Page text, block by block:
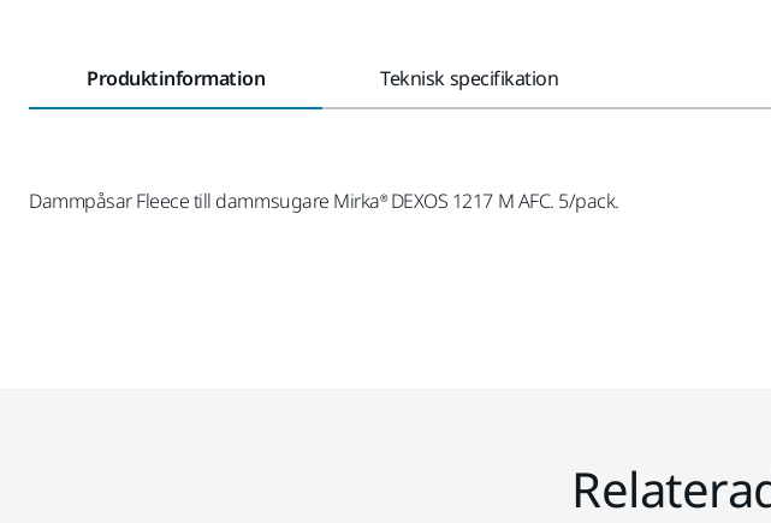
Produktinformation Teknisk specifikation
Dammpåsar Fleece till dammsugare Mirka® DEXOS 1217 M AFC. 5/pack.